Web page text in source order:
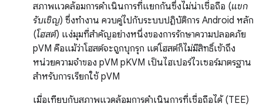
สภาพแวดล้อมการดำเนินการที่แยกกันซึ่งไม่น่าเชื่อถือ (แขก
รับเชิญ) ซึ่งทำงาน ควบคู่ไปกับระบบปฏิบัติการ Android หลัก
(โฮสต์) แง่มุมที่สำคัญอย่างหนึ่งของการรักษาความปลอดภัย
pVM คือแม้ว่าโฮสต์จะถูกบุกรุก แต่โฮสต์ก็ไม่มีสิทธิ์เข้าถึง
หน่วยความจำของ pVM pKVM เป็นไฮเปอร์ไวเซอร์มาตรฐาน
สำหรับการเรียกใช้ pVM
เมื่อเทียบกับสภาพแวดล้อมการดำเนินการที่เชื่อถือได้ (TEE)